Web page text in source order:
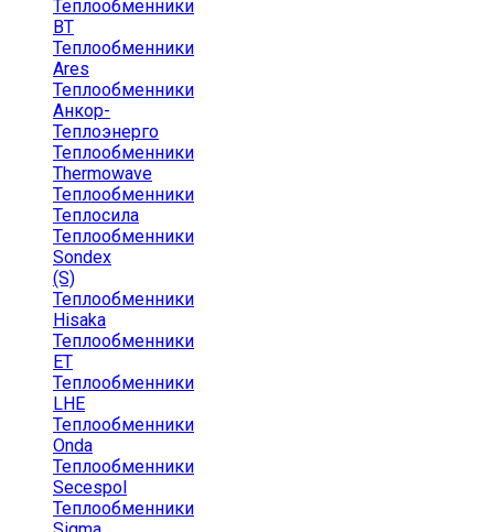
Теплообменники
ВТ
Теплообменники
Ares
Теплообменники
Анкор-
Теплоэнерго
Теплообменники
Thermowave
Теплообменники
Теплосила
Теплообменники
Sondex
(S)
Теплообменники
Hisaka
Теплообменники
ЕТ
Теплообменники
LHE
Теплообменники
Onda
Теплообменники
Secespol
Теплообменники